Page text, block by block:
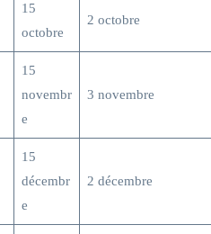
15
octobre
2 octobre
15
novembr
e
3 novembre
15
décembr
e
2 décembre